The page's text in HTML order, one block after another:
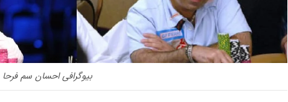
بیوگرافی احسان سم فرحا